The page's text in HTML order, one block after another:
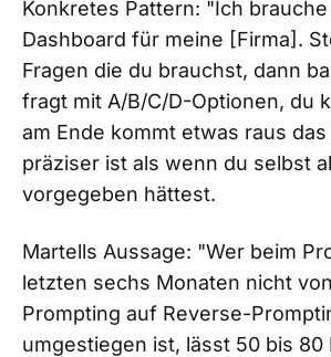
Konkretes Pattern: "Ich
Dashboard für meine [Firma].
Fragen die du brauchst, dann
fragt mit A/B/C/D-Optionen, du
am Ende kommt etwas raus
präziser ist als wenn du selbst
vorgegeben hättest.
Martells Aussage: "Wer beim
letzten sechs Monaten nicht
Prompting auf Reverse-
umgestiegen ist, lässt 50 bis 80